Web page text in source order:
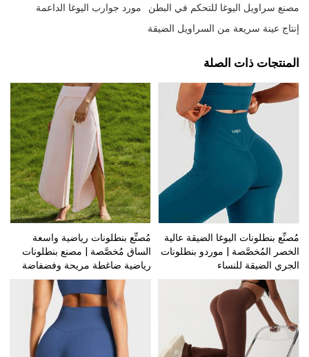
مصنع سراويل اليوغا للتحكم في البطن مورد جوارب اليوغا الداعمة
إنتاج عينة سريعة من السراويل الضيقة
المنتجات ذات الصلة
مُصنِّع بنطلونات اليوغا الضيقة عالية
الخصر المُخصَّصة | موردو بنطلونات
الجري الضيقة للنساء
مُصنِّع بنطلونات رياضية واسعة
الساق مُخصَّصة | مصنع بنطلونات
رياضية ضاغطة مريحة وفضفاضة